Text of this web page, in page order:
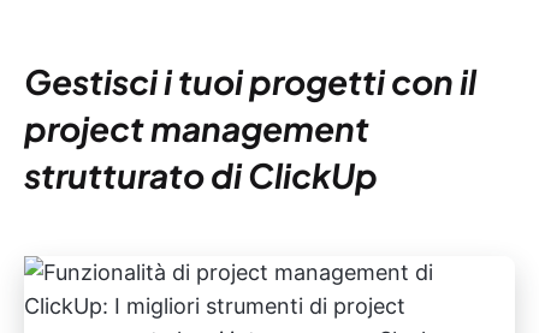
Gestisci i tuoi progetti con il
project management
strutturato di ClickUp